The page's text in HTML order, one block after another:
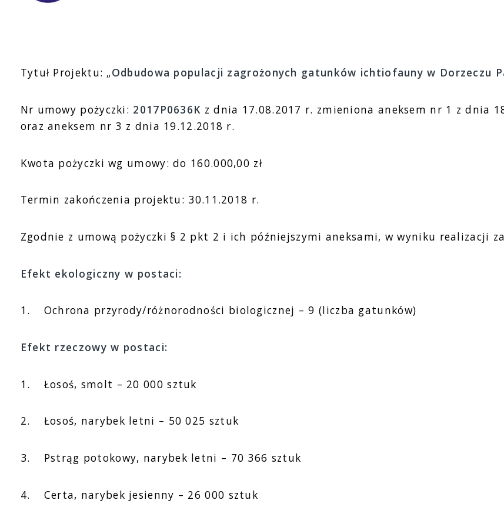
Tytuł Projektu: „Odbudowa populacji zagrożonych gatunków ichtiofauny w Dorzeczu
Nr umowy pożyczki: 2017P0636K z dnia 17.08.2017 r. zmieniona aneksem nr 1 z dnia
oraz aneksem nr 3 z dnia 19.12.2018 r.
Kwota pożyczki wg umowy: do 160.000,00 zł
Termin zakończenia projektu: 30.11.2018 r.
Zgodnie z umową pożyczki § 2 pkt 2 i ich późniejszymi aneksami, w wyniku realizacji
Efekt ekologiczny w postaci:
1. Ochrona przyrody/różnorodności biologicznej – 9 (liczba gatunków)
Efekt rzeczowy w postaci:
1. Łosoś, smolt – 20 000 sztuk
2. Łosoś, narybek letni – 50 025 sztuk
3. Pstrąg potokowy, narybek letni – 70 366 sztuk
4. Certa, narybek jesienny – 26 000 sztuk